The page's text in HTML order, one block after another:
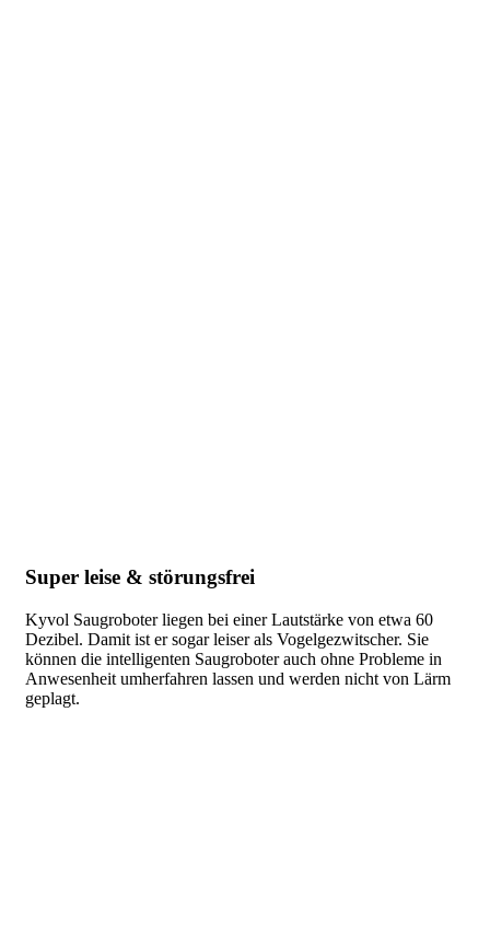
Super leise & störungsfrei
Kyvol Saugroboter liegen bei einer Lautstärke von etwa 60
Dezibel. Damit ist er sogar leiser als Vogelgezwitscher. Sie
können die intelligenten Saugroboter auch ohne Probleme in
Anwesenheit umherfahren lassen und werden nicht von Lärm
geplagt.